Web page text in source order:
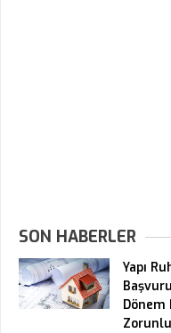
SON HABERLER
Yapı
Dönem